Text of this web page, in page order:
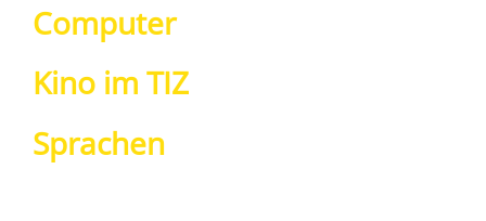
Computer
Kino im TIZ
Sprachen